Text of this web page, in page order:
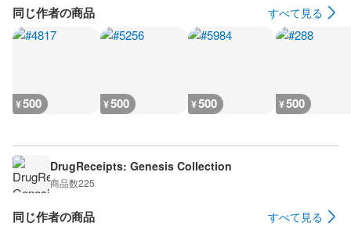
同じ作者の商品 すべて見る
¥500 ¥500 ¥500 ¥500
DrugReceipts: Genesis Collection
商品数225
同じ作者の商品 すべて見る